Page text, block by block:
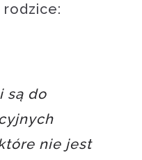
są do
nie jest